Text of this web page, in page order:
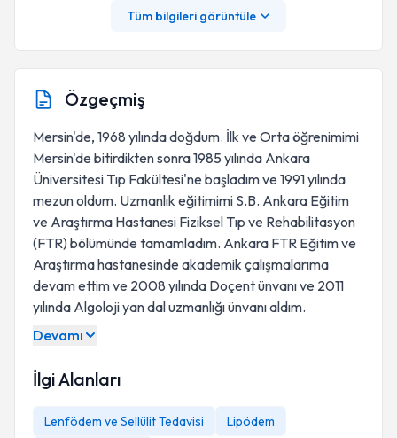
Tüm bilgileri görüntüle
Özgeçmiş
Mersin'de, 1968 yılında doğdum. İlk ve Orta öğrenimimi
Mersin'de bitirdikten sonra 1985 yılında Ankara
Üniversitesi Tıp Fakültesi'ne başladım ve 1991 yılında
mezun oldum. Uzmanlık eğitimimi S.B. Ankara Eğitim
ve Araştırma Hastanesi Fiziksel Tıp ve Rehabilitasyon
(FTR) bölümünde tamamladım. Ankara FTR Eğitim ve
Araştırma hastanesinde akademik çalışmalarıma
devam ettim ve 2008 yılında Doçent ünvanı ve 2011
yılında Algoloji yan dal uzmanlığı ünvanı aldım.
Devamı
İlgi Alanları
Lenfödem ve Sellülit Tedavisi
Lipödem